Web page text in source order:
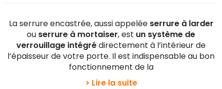
La serrure encastrée, aussi appelée serrure à larder
ou serrure à mortaiser, est un système de
verrouillage intégrédirectement à l’intérieur de
l’épaisseur de votre porte. Il est indispensable au bon
fonctionnement de la
> Lire la suite